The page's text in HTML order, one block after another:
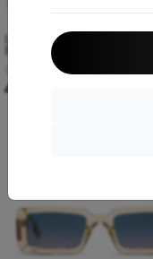
Lunettes de Soleil Komono
Emerald Shadow KOM-
42,54 €